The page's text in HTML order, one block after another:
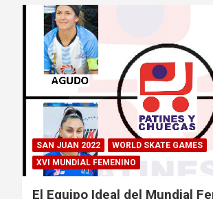
SAN JUAN 2022
WORLD SKATE GAMES
XVI MUNDIAL FEMENINO
El Equipo Ideal del Mundial